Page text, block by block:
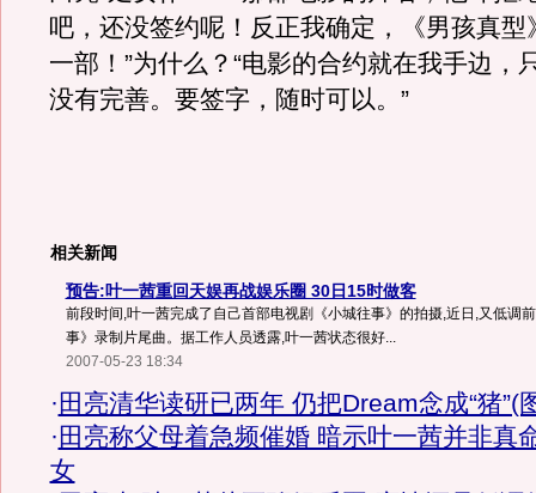
吧，还没签约呢！反正我确定，《男孩真型
一部！”为什么？“电影的合约就在我手边，
没有完善。要签字，随时可以。”
相关新闻
预告:叶一茜重回天娱再战娱乐圈 30日15时做客
前段时间,叶一茜完成了自己首部电视剧《小城往事》的拍摄,近日,又低调
事》录制片尾曲。据工作人员透露,叶一茜状态很好...
2007-05-23 18:34
· 田亮清华读研已两年 仍把Dream念成“猪”(
· 田亮称父母着急频催婚 暗示叶一茜并非真
女